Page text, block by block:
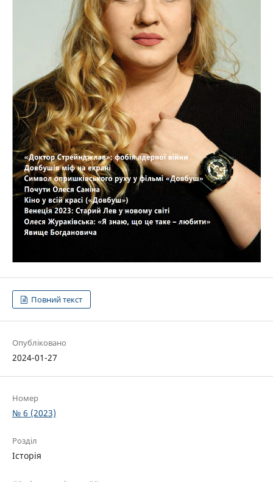
Повний текст
Опубліковано
2024-01-27
Номер
№ 6 (2023)
Розділ
Історія